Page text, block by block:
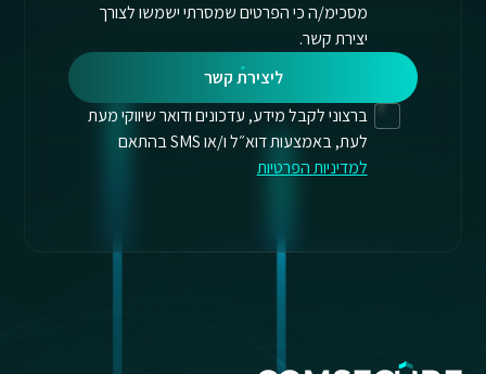
מסכימ/ה כי הפרטים שמסרתי ישמשו לצורך
יצירת קשר.
ליצירת קשר
ברצוני לקבל מידע, עדכונים ודואר שיווקי מעת
לעת, באמצעות דוא״ל ו/או SMS בהתאם
למדיניות הפרטיות